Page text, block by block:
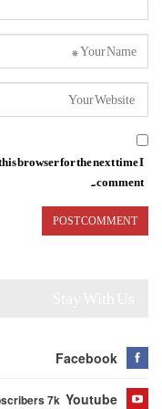
browser for the next time I
comment.
Facebook
Youtube
7k+